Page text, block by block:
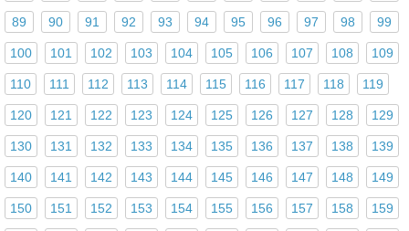
89 90 91 92 93 94 95 96 97 98 99
100 101 102 103 104 105 106 107 108 109
110 111 112 113 114 115 116 117 118 119
120 121 122 123 124 125 126 127 128 129
130 131 132 133 134 135 136 137 138 139
140 141 142 143 144 145 146 147 148 149
150 151 152 153 154 155 156 157 158 159